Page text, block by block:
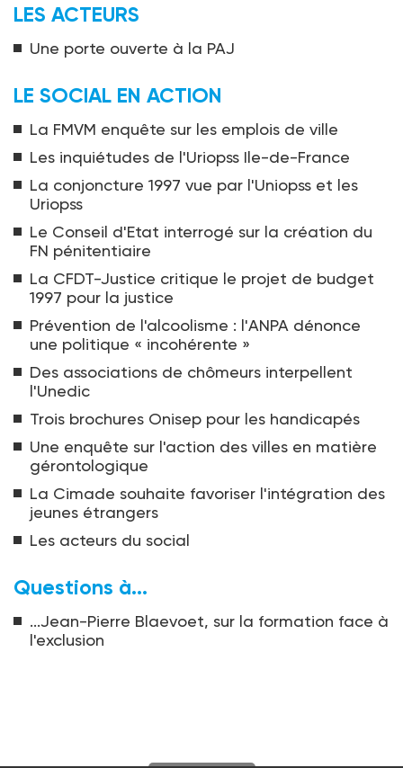
LES ACTEURS
Une porte ouverte à la PAJ
LE SOCIAL EN ACTION
La FMVM enquête sur les emplois de ville
Les inquiétudes de l'Uriopss Ile-de-France
La conjoncture 1997 vue par l'Uniopss et les
Uriopss
Le Conseil d'Etat interrogé sur la création du
FN pénitentiaire
La CFDT-Justice critique le projet de budget
1997 pour la justice
Prévention de l'alcoolisme : l'ANPA dénonce
une politique « incohérente »
Des associations de chômeurs interpellent
l'Unedic
Trois brochures Onisep pour les handicapés
Une enquête sur l'action des villes en matière
gérontologique
La Cimade souhaite favoriser l'intégration des
jeunes étrangers
Les acteurs du social
Questions à...
...Jean-Pierre Blaevoet, sur la formation face à
l'exclusion